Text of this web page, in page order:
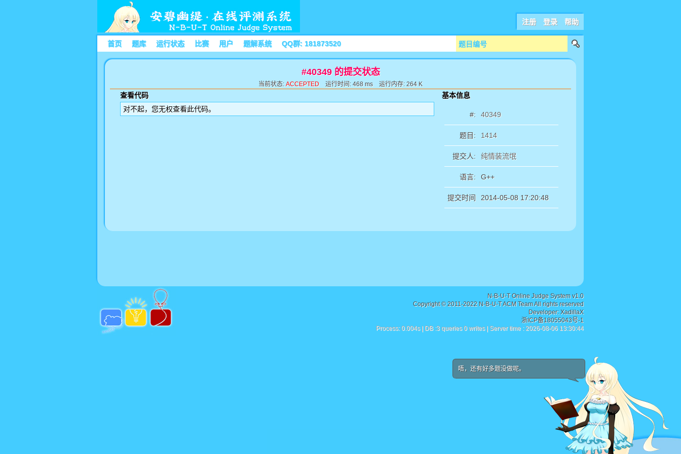
注册 登录 帮助
首页 题库 运行状态 比赛 用户 题解系统 QQ群: 181873520
#40349 的提交状态
当前状态: ACCEPTED 运行时间: 468 ms 运行内存: 264 K
查看代码
对不起，您无权查看此代码。
基本信息
#: 40349
题目: 1414
提交人: 纯情装流氓
语言: G++
提交时间 2014-05-08 17:20:48
N-B-U-T Online Judge System v1.0
Copyright © 2011-2022 N-B-U-T ACM Team All rights reserved
Developer:XadillaX
浙ICP备18055043号-1
Process: 0.004s | DB :3 queries 0 writes | Server time : 2026-08-06 13:30:44
唔，还有好多题没做呢。